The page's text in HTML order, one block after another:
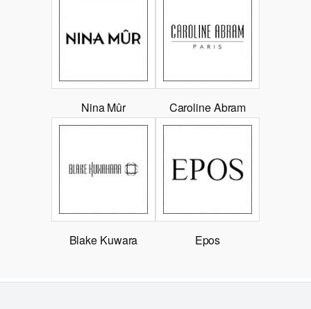
Nina Mûr Caroline Abram
Blake Kuwara Epos